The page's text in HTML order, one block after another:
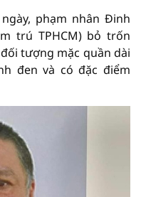
phạm nhân Đinh
trú TPHCM) bỏ trốn
tượng mặc quần dài
đen và có đặc điểm